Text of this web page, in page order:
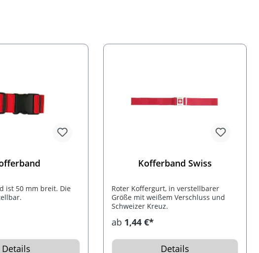
ist 50 mm breit. Die
Details
Kofferband Swiss
Roter Koffergurt, in verstellbarer
Größe mit weißem Verschluss und
Schweizer Kreuz.
ab 1,44 €*
Details